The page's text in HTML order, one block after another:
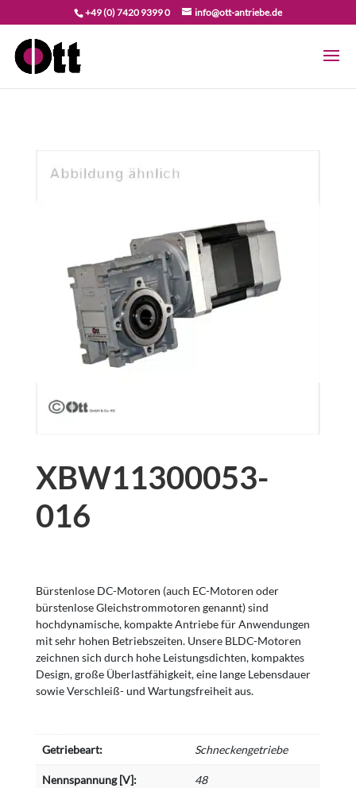
+49 (0) 7420 9399 0 info@ott-antriebe.de
XBW11300053-
016
Bürstenlose DC-Motoren (auch EC-Motoren oder
bürstenlose Gleichstrommotoren genannt) sind
hochdynamische, kompakte Antriebe für Anwendungen
mit sehr hohen Betriebszeiten. Unsere BLDC-Motoren
zeichnen sich durch hohe Leistungsdichten, kompaktes
Design, große Überlastfähigkeit, eine lange Lebensdauer
sowie Verschleiß- und Wartungsfreiheit aus.
Getriebeart: Schneckengetriebe
Nennspannung [V]: 48